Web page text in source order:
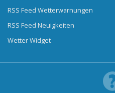
RSS Feed Wetterwarnungen
RSS Feed Neuigkeiten
Wetter Widget